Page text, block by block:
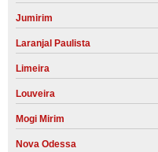
Jumirim
Laranjal Paulista
Limeira
Louveira
Mogi Mirim
Nova Odessa